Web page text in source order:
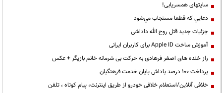
سایتهای همسریابی!
دعايي كه قطعا مستجاب مي‌شود
جزئیات جدید قتل روح الله داداشی
آموزش ساخت Apple ID برای کاربران ایرانی
راز خنده های اصغر فرهادی به حرکت بی شرمانه خانم بازیگر + عکس
پرداخت ۱۰۰ درصد پاداش پایان خدمت فرهنگیان
خلافی آنلاین/استعلام خلافی خودرو از طریق اینترنت، پیام کوتاه ، تلفن